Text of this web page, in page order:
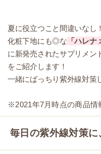
夏に役立つこと間違いなし！
化粧下地にも◎な 「ハレナ
に新発売されたサプリメン
をご紹介します！
一緒にばっちり紫外線対策
※2021年7月時点の商品情
毎日の紫外線対策